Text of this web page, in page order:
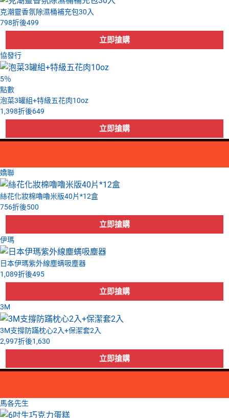
克潮靈香氛除濕桶補充包30入
798折後499
協發行
5％
點數
泡菜3罐組+特級五花肉10oz
1,398折後649
嬌聯
絲花化妝棉嚕嚕米版40片*12盒
756折後500
伊瑪
日本伊瑪紫外線塵螨吸塵器
1,089折後495
3M
3M支撐防蹣枕心2入+保潔套2入
2,997折後1,630
馬各先生